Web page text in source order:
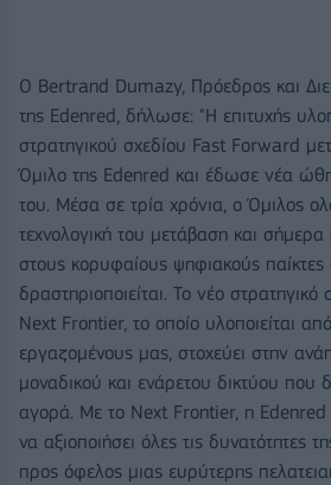
Ο Bertrand Dumazy, Πρόεδρος και
της Edenred, δήλωσε: "Η επιτυχής
στρατηγικού σχεδίου Fast Forward
Όμιλο της Edenred και έδωσε νέα
του. Μέσα σε τρία χρόνια, ο Όμιλος
τεχνολογική του μετάβαση και σήμερα
στους κορυφαίους ψηφιακούς παίκτες
δραστηριοποιείται. Το νέο
Next Frontier, το οποίο υλοποιείται
εργαζομένους μας, στοχεύει στην
μοναδικού και ενάρετου δικτύου που
αγορά. Με το Next Frontier, η Edenred
να αξιοποιήσει όλες τις δυνατότητες
προς όφελος μιας ευρύτερης